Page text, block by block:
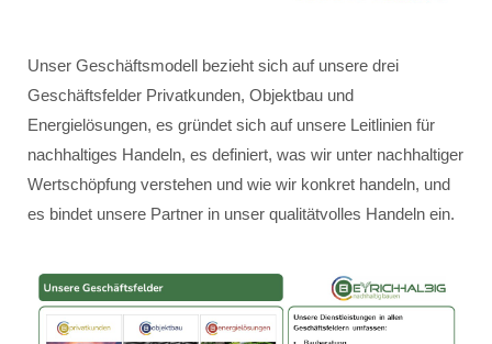
Unser Geschäftsmodell bezieht sich auf unsere drei
Geschäftsfelder Privatkunden, Objektbau und
Energielösungen, es gründet sich auf unsere Leitlinien für
nachhaltiges Handeln, es definiert, was wir unter nachhaltiger
Wertschöpfung verstehen und wie wir konkret handeln, und
es bindet unsere Partner in unser qualitätvolles Handeln ein.